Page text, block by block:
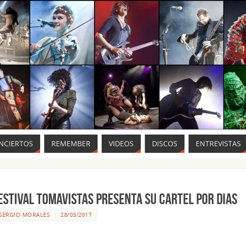
REMEMBER VIDEOS DISCOS ENTREVISTAS
TOMAVISTAS presenta su cartel por dias
MORALES 28/03/2017